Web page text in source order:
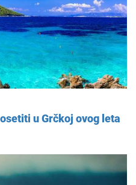
u Grčkoj ovog leta